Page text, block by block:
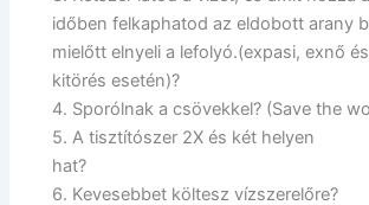
időben felkaphatod az eldobott arany
mielőtt elnyeli a lefolyó.(expasi, exnő
kitörés esetén)?
4. Sporólnak a csövekkel? (Save the
5. A tisztítószer 2X és két helyen
hat?
6. Kevesebbet költesz vízszerelőre?